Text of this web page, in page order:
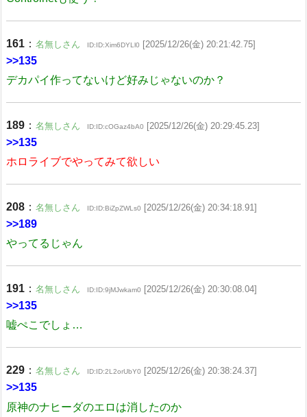
161 ： 名無しさん ID:ID:Xim6DYLl0 [2025/12/26(金) 20:21:42.75]
>>135
デカパイ作ってないけど好みじゃないのか？
189 ： 名無しさん ID:ID:cOGaz4bA0 [2025/12/26(金) 20:29:45.23]
>>135
ホロライブでやってみて欲しい
208 ： 名無しさん ID:ID:BiZpZWLs0 [2025/12/26(金) 20:34:18.91]
>>189
やってるじゃん
191 ： 名無しさん ID:ID:9jMJwkam0 [2025/12/26(金) 20:30:08.04]
>>135
嘘ぺこでしょ…
229 ： 名無しさん ID:ID:2L2orUbY0 [2025/12/26(金) 20:38:24.37]
>>135
原神のナヒーダのエロは消したのか